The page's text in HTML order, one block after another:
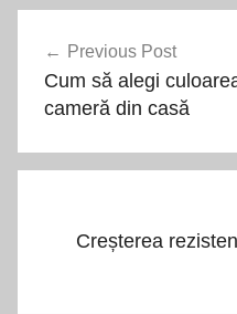
articole
Previous Post
Cum să alegi
cameră din casă
Creșterea